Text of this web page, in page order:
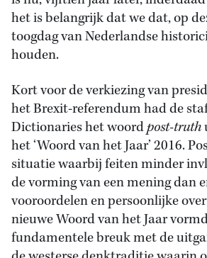
het is belangrijk dat we dat, op
toogdag van Nederlandse
houden.
Kort voor de verkiezing van
het Brexit-referendum had de
Dictionaries het woordpost-truth
het ‘Woord van het Jaar’ 2016.
situatie waarbij feiten minder
de vorming van een mening dan
vooroordelen en persoonlijke
nieuwe Woord van het Jaar
fundamentele breuk met de